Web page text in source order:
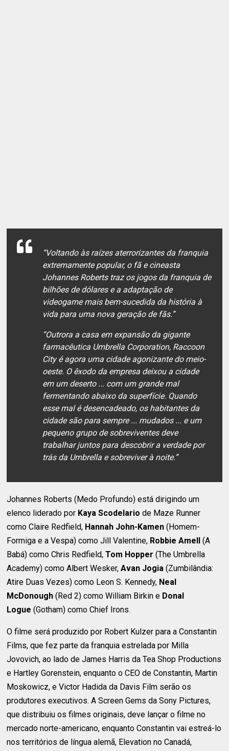
“Voltando às raízes aterrorizantes da franquia
extremamente popular, o fã e cineasta
Johannes Roberts traz os jogos da franquia de
bilhões de dólares e a adaptação de
videogame mais bem-sucedida da história à
vida para uma nova geração de fãs.”
“Outrora a casa em expansão da gigante
farmacêutica Umbrella Corporation, Raccoon
City é agora uma cidade agonizante do meio-
oeste. O êxodo da empresa deixou a cidade
em um deserto ... com um grande mal
fermentando abaixo da superfície. Quando
esse mal é desencadeado, os habitantes da
cidade são para sempre ... mudados ... e um
pequeno grupo de sobreviventes deve
trabalhar juntos para descobrir a verdade por
trás da Umbrella e sobreviver à noite.”
Johannes Roberts (Medo Profundo) está dirigindo um
elenco liderado por Kaya Scodelariode Maze Runner
como Claire Redfield, Hannah John-Kamen(Homem-
Formiga e a Vespa) como Jill Valentine, Robbie Amell (A
Babá) como Chris Redfield,Tom Hopper (The Umbrella
Academy) como Albert Wesker,Avan Jogia(Zumbilândia:
Atire Duas Vezes) como Leon S. Kennedy, Neal
McDonough(Red 2) como William Birkin e Donal
Logue (Gotham) como Chief Irons.
O filme será produzido por Robert Kulzer para a Constantin
Films, que fez parte da franquia estrelada por Milla
Jovovich, ao lado de James Harris da Tea Shop Productions
e Hartley Gorenstein, enquanto o CEO de Constantin, Martin
Moskowicz, e Victor Hadida da Davis Film serão os
produtores executivos. A Screen Gems da Sony Pictures,
que distribuiu os filmes originais, deve lançar o filme no
mercado norte-americano, enquanto Constantin vai estreá-lo
nos territórios de língua alemã, Elevation no Canadá,